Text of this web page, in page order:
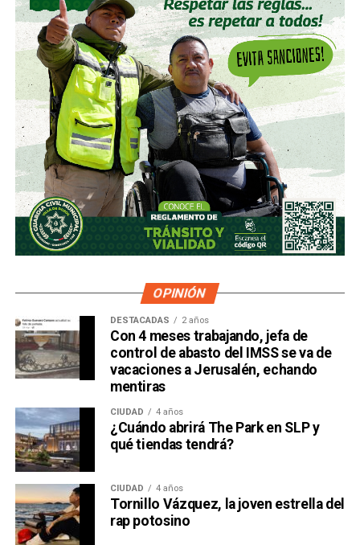
OPINIÓN
DESTACADAS 2 años
Con 4 meses trabajando, jefa de
control de abasto del IMSS se va de
vacaciones a Jerusalén, echando
mentiras
CIUDAD 4 años
¿Cuándo abrirá The Park en SLP y
qué tiendas tendrá?
CIUDAD 4 años
Tornillo Vázquez, la joven estrella del
rap potosino